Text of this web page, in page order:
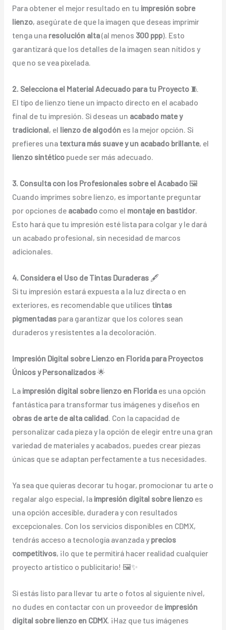
Para obtener el mejor resultado en tu impresión sobre
lienzo, asegúrate de que la imagen que deseas imprimir
tenga una resolución alta(al menos 300 ppp). Esto
garantizará que los detalles de la imagen sean nítidos y
que no se vea pixelada.
2. Selecciona el Material Adecuado para tu Proyecto🧵
El tipo de lienzo tiene un impacto directo en el acabado
final de tu impresión. Si deseas un acabado mate y
tradicional, el lienzo de algodón es la mejor opción. Si
prefieres una textura más suave y un acabado brillante, el
lienzo sintéticopuede ser más adecuado.
3. Consulta con los Profesionales sobre el Acabado🖼️
Cuando imprimes sobre lienzo, es importante preguntar
por opciones de acabadocomo el montaje en bastidor.
Esto hará que tu impresión esté lista para colgar y le dará
un acabado profesional, sin necesidad de marcos
adicionales.
4. Considera el Uso de Tintas Duraderas🖋️
Si tu impresión estará expuesta a la luz directa o en
exteriores, es recomendable que utilices tintas
pigmentadaspara garantizar que los colores sean
duraderos y resistentes a la decoloración.
Impresión Digital sobre Lienzo en Florida para Proyectos
Únicos y Personalizados🌟
La impresión digital sobre lienzo en Floridaes una opción
fantástica para transformar tus imágenes y diseños en
obras de arte de alta calidad. Con la capacidad de
personalizar cada pieza y la opción de elegir entre una gran
variedad de materiales y acabados, puedes crear piezas
únicas que se adaptan perfectamente a tus necesidades.
Ya sea que quieras decorar tu hogar, promocionar tu arte o
regalar algo especial, la impresión digital sobre lienzoes
una opción accesible, duradera y con resultados
excepcionales. Con los servicios disponibles en CDMX,
tendrás acceso a tecnología avanzada y precios
competitivos, ¡lo que te permitirá hacer realidad cualquier
proyecto artístico o publicitario! 🖼️✨
Si estás listo para llevar tu arte o fotos al siguiente nivel,
no dudes en contactar con un proveedor de impresión
digital sobre lienzo en CDMX. ¡Haz que tus imágenes